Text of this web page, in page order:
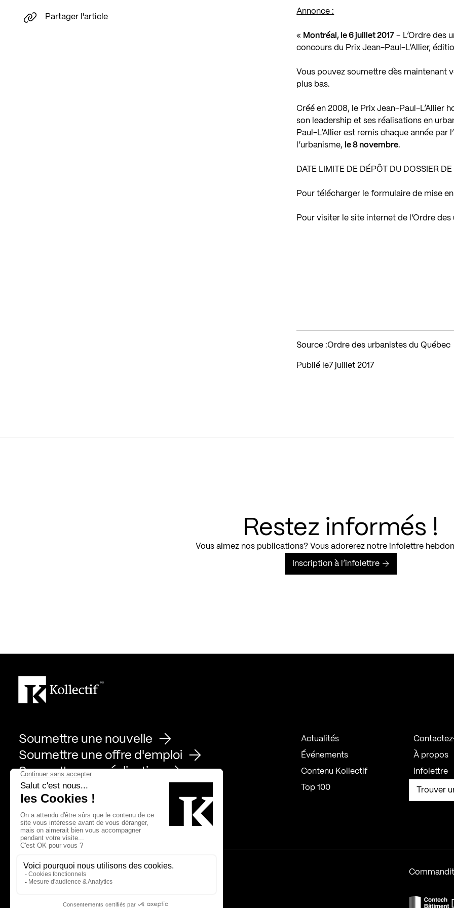
Annonce :
« Montréal, le 6 juillet 2017 – L’Ordre des
concours du Prix Jean-Paul-L’Allier,
Vous pouvez soumettre dès maintenant
plus bas.
Créé en 2008, le Prix Jean-Paul-L’Allier
son leadership et ses réalisations en
Paul-L’Allier est remis chaque année par
l’urbanisme, le 8 novembre.
DATE LIMITE DE DÉPÔT DU DOSSIER
Pour télécharger le formulaire de mise
Pour visiter le site internet de l’Ordre
Source :Ordre des urbanistes du Québec
Publié le 7 juillet 2017
Partager l'article
Restez informés !
Vous aimez nos publications? Vous adorerez notre infolettre
Inscription à l’infolettre
Soumettre une nouvelle
Soumettre une offre d'emploi
Soumettre une réalisation
Actualités
Événements
Contenu Kollectif
Top 100
À propos
Infolettre
Trouver
Page Facebook de Kollectif
Page Instagram de Kollectif
Page Linkedin de Kollectif
Partenaires